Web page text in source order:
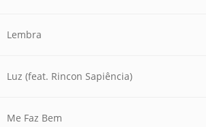
Lembra
Luz (feat. Rincon Sapiência)
Me Faz Bem